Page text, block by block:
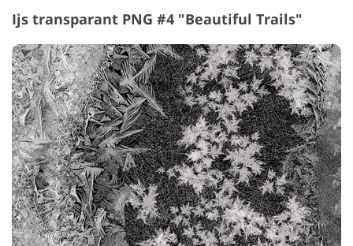
Ijs transparant PNG #4 "Beautiful Trails"